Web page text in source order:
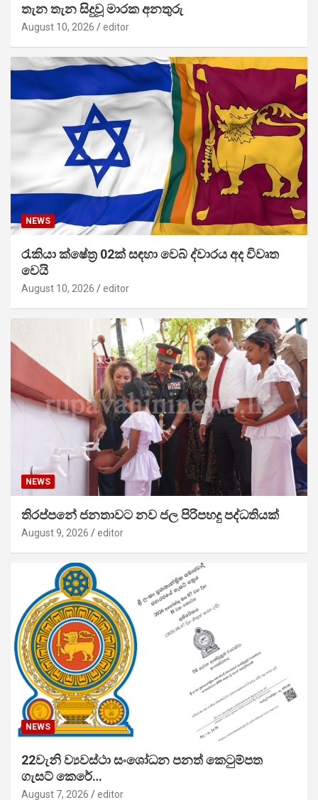
තැන තැන සිදුවූ මාරක අනතුරු
August 10, 2026 editor
NEWS
රැකියා ක්ෂේත්‍ර 02ක් සඳහා වෙබ් ද්වාරය අද විවෘත
වෙයි
August 10, 2026 editor
NEWS
තිරප්පනේ ජනතාවට නව ජල පිරිපහදු පද්ධතියක්
August 9, 2026 editor
NEWS
22වැනි ව්‍යවස්ථා සංශෝධන පනත් කෙටුම්පත
ගැසට් කෙරේ…
August 7, 2026 editor